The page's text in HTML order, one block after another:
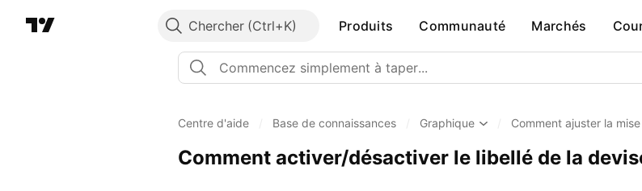
Chercher Produits Communauté Marchés
Centre d'aide Base de connaissances Graphique Comment ajuster la
Comment activer/désactiver le libellé de la